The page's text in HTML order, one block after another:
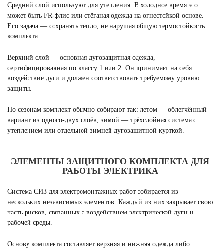
Средний слой используют для утепления. В холодное время это
может быть FR-флис или стёганая одежда на огнестойкой основе.
Его задача — сохранять тепло, не нарушая общую термостойкость
комплекта.
Верхний слой — основная дугозащитная одежда,
сертифицированная по классу 1 или 2. Он принимает на себя
воздействие дуги и должен соответствовать требуемому уровню
защиты.
По сезонам комплект обычно собирают так: летом — облегчённый
вариант из одного-двух слоёв, зимой — трёхслойная система с
утеплением или отдельной зимней дугозащитной курткой.
ЭЛЕМЕНТЫ ЗАЩИТНОГО КОМПЛЕКТА ДЛЯ
РАБОТЫ ЭЛЕКТРИКА
Система СИЗ для электромонтажных работ собирается из
нескольких независимых элементов. Каждый из них закрывает свою
часть рисков, связанных с воздействием электрической дуги и
рабочей среды.
Основу комплекта составляет верхняя и нижняя одежда либо